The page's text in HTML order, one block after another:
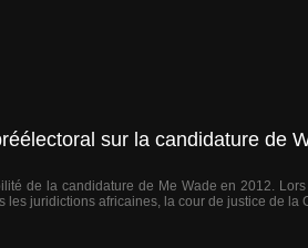
sur la candidature de
de la candidature de Me Wade en 2012.
juridictions africaines, la cour de justice de la